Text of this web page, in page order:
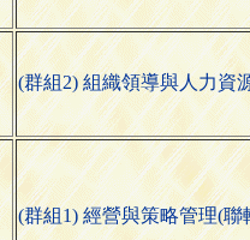
(群組2) 組織領導與人力資
(群組1) 經營與策略管理(聯